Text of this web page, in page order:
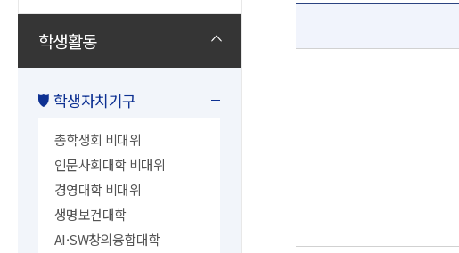
학생활동
학생자치기구
총학생회 비대위
인문사회대학 비대위
경영대학 비대위
생명보건대학
AI·SW창의융합대학